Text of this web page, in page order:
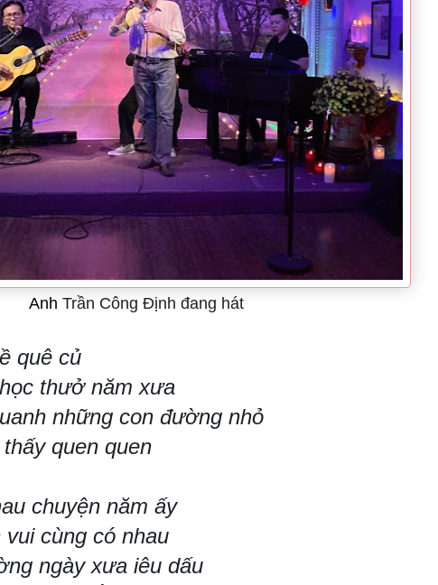
Anh Trần Công Định đang hát
quê củ
thưở năm xưa
những con đường nhỏ
quen quen
chuyện năm ấy
vui cùng có nhau
ngày xưa iêu dấu